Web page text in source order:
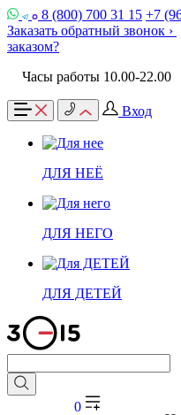
8 (800) 700 31 15 +7
Заказать обратный звонок ›
заказом?
Часы работы 10.00-22.00
Вход
ДЛЯ НЕЁ
ДЛЯ НЕГО
ДЛЯ ДЕТЕЙ
0